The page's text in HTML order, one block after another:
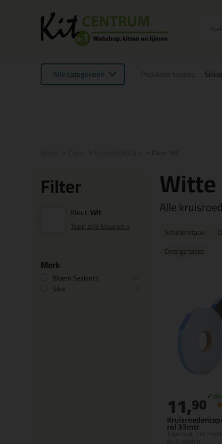
Alle categorieën
Kleur: Wit
Filter
Kleur:Wit
Toon alle kleuren >
Merk
Bloem Sealants
Sika
Alle
Schilderstape
Overige tapes
rol 33mtr
Tape voor het
11,90